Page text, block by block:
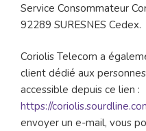
Service Consommateur
92289 SURESNES Cedex.
Coriolis Telecom a
client dédié aux
accessible depuis ce lien :
https://
envoyer un e-mail, vous